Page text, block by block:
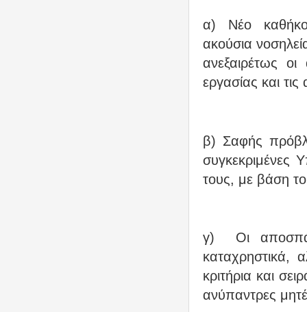
α) Νέο
ακούσια
ανεξαιρέτως
εργασίας και
β) Σαφής
συγκεκριμένες
τους, με βάση το
γ)
Οι
καταχρηστικά,
κριτήρια και
ανύπαντρες